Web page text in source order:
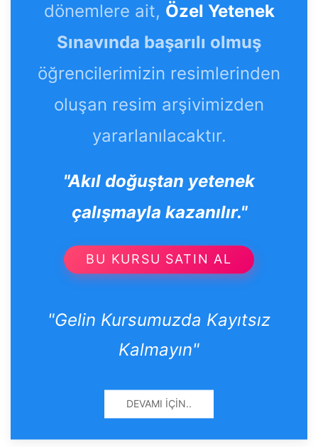
dönemlere ait, Özel Yetenek
Sınavında başarılı olmuş
öğrencilerimizin resimlerinden
oluşan resim arşivimizden
yararlanılacaktır.
"Akıl doğuştan yetenek
çalışmayla kazanılır."
BU KURSU SATIN AL
"Gelin Kursumuzda Kayıtsız
Kalmayın"
DEVAMI İÇIN..